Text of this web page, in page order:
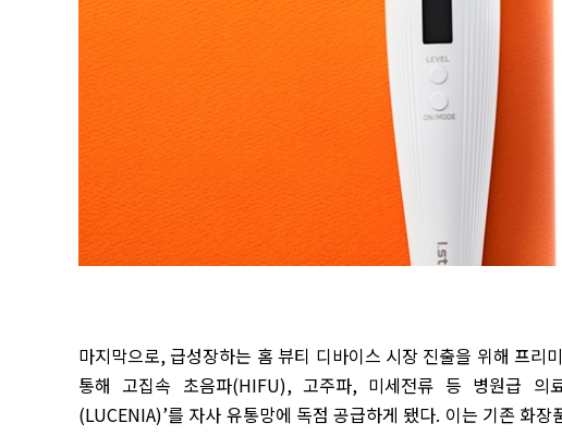
마지막으로,급성장하는 홈 뷰티 디바이스 시장 진출을 위해 프리
통해 고집속 초음파(HIFU),고주파, 미세전류 등 병원급
(LUCENIA)’를 자사 유통망에 독점 공급하게 됐다. 이는 기존 화장